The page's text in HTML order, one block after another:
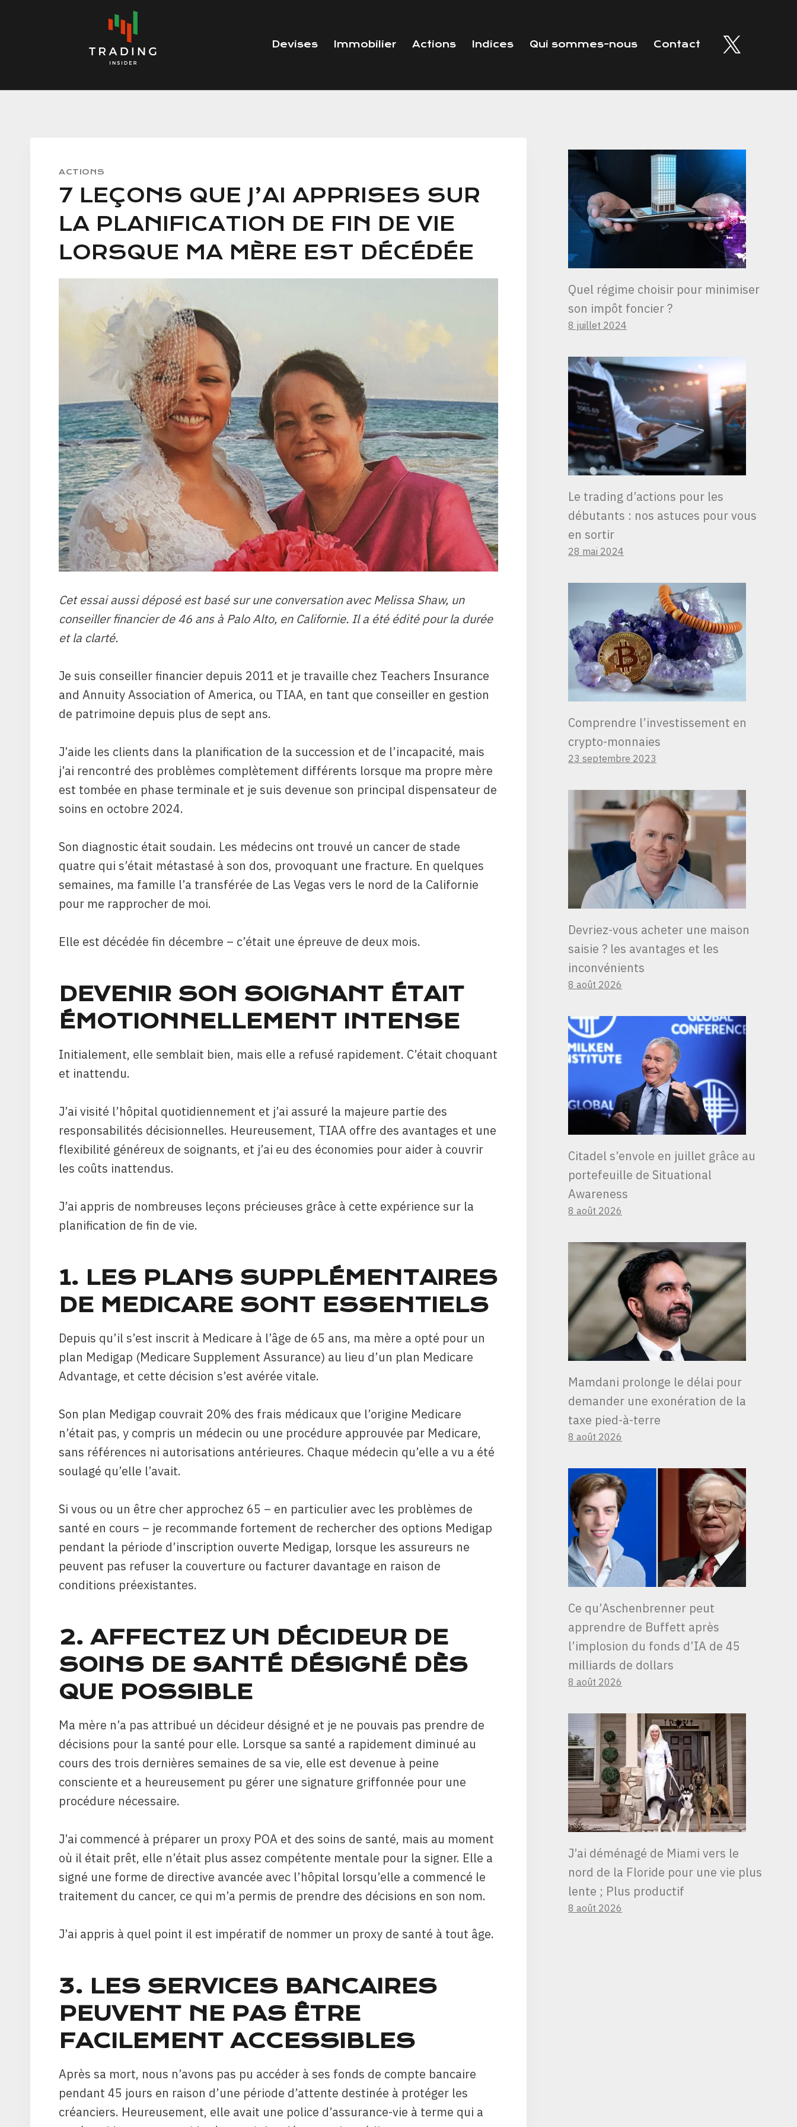
Devises Immobilier Actions Indices Qui sommes-nous Contact
ACTIONS
7 LEÇONS QUE J’AI APPRISES SUR
LA PLANIFICATION DE FIN DE VIE
LORSQUE MA MÈRE EST DÉCÉDÉE
Cet essai aussi déposé est basé sur une conversation avec Melissa Shaw, un
conseiller financier de 46 ans à Palo Alto, en Californie. Il a été édité pour la durée
et la clarté.
Je suis conseiller financier depuis 2011 et je travaille chez Teachers Insurance
and Annuity Association of America, ou TIAA, en tant que conseiller en gestion
de patrimoine depuis plus de sept ans.
J’aide les clients dans la planification de la succession et de l’incapacité, mais
j’ai rencontré des problèmes complètement différents lorsque ma propre mère
est tombée en phase terminale et je suis devenue son principal dispensateur de
soins en octobre 2024.
Son diagnostic était soudain. Les médecins ont trouvé un cancer de stade
quatre qui s’était métastasé à son dos, provoquant une fracture. En quelques
semaines, ma famille l’a transférée de Las Vegas vers le nord de la Californie
pour me rapprocher de moi.
Elle est décédée fin décembre – c’était une épreuve de deux mois.
DEVENIR SON SOIGNANT ÉTAIT
ÉMOTIONNELLEMENT INTENSE
Initialement, elle semblait bien, mais elle a refusé rapidement. C’était choquant
et inattendu.
J’ai visité l’hôpital quotidiennement et j’ai assuré la majeure partie des
responsabilités décisionnelles. Heureusement, TIAA offre des avantages et une
flexibilité généreux de soignants, et j’ai eu des économies pour aider à couvrir
les coûts inattendus.
J’ai appris de nombreuses leçons précieuses grâce à cette expérience sur la
planification de fin de vie.
1. LES PLANS SUPPLÉMENTAIRES
DE MEDICARE SONT ESSENTIELS
Depuis qu’il s’est inscrit à Medicare à l’âge de 65 ans, ma mère a opté pour un
plan Medigap (Medicare Supplement Assurance) au lieu d’un plan Medicare
Advantage, et cette décision s’est avérée vitale.
Son plan Medigap couvrait 20% des frais médicaux que l’origine Medicare
n’était pas, y compris un médecin ou une procédure approuvée par Medicare,
sans références ni autorisations antérieures. Chaque médecin qu’elle a vu a été
soulagé qu’elle l’avait.
Si vous ou un être cher approchez 65 – en particulier avec les problèmes de
santé en cours – je recommande fortement de rechercher des options Medigap
pendant la période d’inscription ouverte Medigap, lorsque les assureurs ne
peuvent pas refuser la couverture ou facturer davantage en raison de
conditions préexistantes.
2. AFFECTEZ UN DÉCIDEUR DE
SOINS DE SANTÉ DÉSIGNÉ DÈS
QUE POSSIBLE
Ma mère n’a pas attribué un décideur désigné et je ne pouvais pas prendre de
décisions pour la santé pour elle. Lorsque sa santé a rapidement diminué au
cours des trois dernières semaines de sa vie, elle est devenue à peine
consciente et a heureusement pu gérer une signature griffonnée pour une
procédure nécessaire.
J’ai commencé à préparer un proxy POA et des soins de santé, mais au moment
où il était prêt, elle n’était plus assez compétente mentale pour la signer. Elle a
signé une forme de directive avancée avec l’hôpital lorsqu’elle a commencé le
traitement du cancer, ce qui m’a permis de prendre des décisions en son nom.
J’ai appris à quel point il est impératif de nommer un proxy de santé à tout âge.
3. LES SERVICES BANCAIRES
PEUVENT NE PAS ÊTRE
FACILEMENT ACCESSIBLES
Après sa mort, nous n’avons pas pu accéder à ses fonds de compte bancaire
pendant 45 jours en raison d’une période d’attente destinée à protéger les
créanciers. Heureusement, elle avait une police d’assurance-vie à terme qui a
Quel régime choisir pour minimiser
son impôt foncier ?
8 juillet 2024
Le trading d’actions pour les
débutants : nos astuces pour vous
en sortir
28 mai 2024
Comprendre l’investissement en
crypto-monnaies
23 septembre 2023
Devriez-vous acheter une maison
saisie ? les avantages et les
inconvénients
8 août 2026
Citadel s’envole en juillet grâce au
portefeuille de Situational
Awareness
8 août 2026
Mamdani prolonge le délai pour
demander une exonération de la
taxe pied-à-terre
8 août 2026
Ce qu’Aschenbrenner peut
apprendre de Buffett après
l’implosion du fonds d’IA de 45
milliards de dollars
8 août 2026
J’ai déménagé de Miami vers le
nord de la Floride pour une vie plus
lente ; Plus productif
8 août 2026